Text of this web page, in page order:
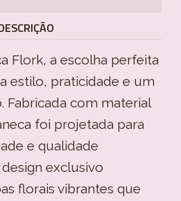
Flork, a escolha perfeita
estilo, praticidade e um
Fabricada com material
foi projetada para
e qualidade
exclusivo
florais vibrantes que